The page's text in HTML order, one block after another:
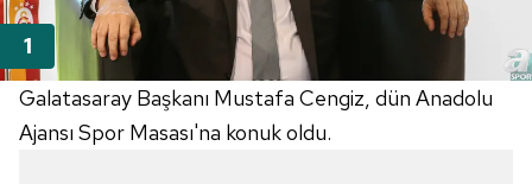
Galatasaray Başkanı Mustafa Cengiz, dün Anadolu
Ajansı Spor Masası'na konuk oldu.